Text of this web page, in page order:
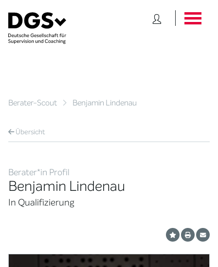
Berater-Scout Benjamin Lindenau
Übersicht
Berater*in Profil
Benjamin Lindenau
In Qualifizierung